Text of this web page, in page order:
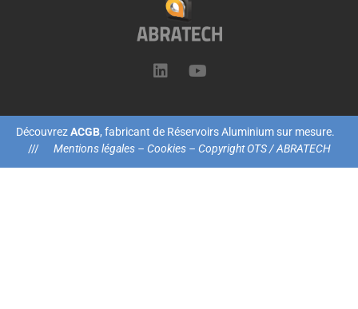
DécouvrezACGB, fabricant de Réservoirs Aluminium sur mesure.
///
Mentions légales – Cookies– Copyright OTS / ABRATECH